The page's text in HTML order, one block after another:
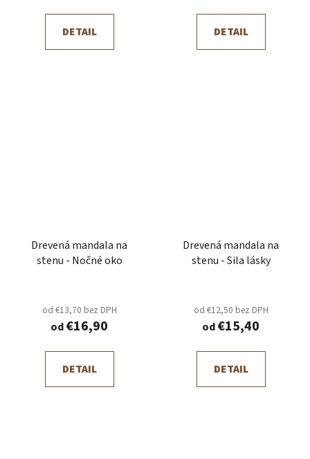
DETAIL DETAIL
Drevená mandala na
stenu - Nočné oko
od €13,70 bez DPH
od€16,90
DETAIL
Drevená mandala na
stenu - Sila lásky
od €12,50 bez DPH
od€15,40
DETAIL